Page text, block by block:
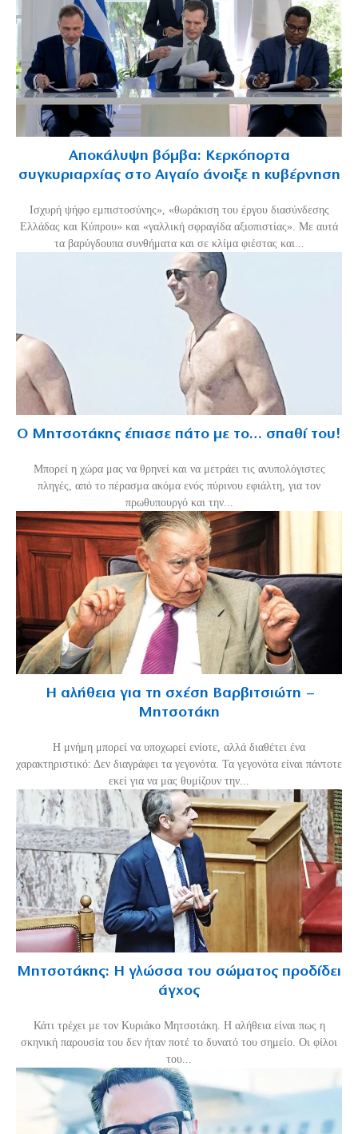
Αποκάλυψη βόμβα: Κερκόπορτα
συγκυριαρχίας στο Αιγαίο άνοιξε η κυβέρνηση
Ισχυρή ψήφο εμπιστοσύνης», «θωράκιση του έργου διασύνδεσης
Ελλάδας και Κύπρου» και «γαλλική σφραγίδα αξιοπιστίας». Με αυτά
τα βαρύγδουπα συνθήματα και σε κλίμα φιέστας και...
Ο Μητσοτάκης έπιασε πάτο με το… σπαθί του!
Mπορεί η χώρα μας να θρηνεί και να μετράει τις ανυπολόγιστες
πληγές, από το πέρασμα ακόμα ενός πύρινου εφιάλτη, για τον
πρωθυπουργό και την...
Η αλήθεια για τη σχέση Βαρβιτσιώτη –
Μητσοτάκη
H μνήμη μπορεί να υποχωρεί ενίοτε, αλλά διαθέτει ένα
χαρακτηριστικό: Δεν διαγράφει τα γεγονότα. Τα γεγονότα είναι πάντοτε
εκεί για να μας θυμίζουν την...
Μητσοτάκης: Η γλώσσα του σώματος προδίδει
άγχος
Κάτι τρέχει με τον Κυριάκο Μητσοτάκη. Η αλήθεια είναι πως η
σκηνική παρουσία του δεν ήταν ποτέ το δυνατό του σημείο. Οι φίλοι
του...